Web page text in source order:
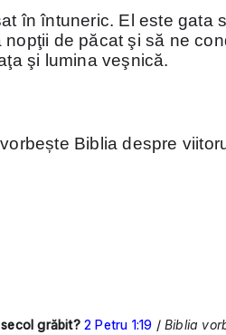
în întuneric. El este gata
de păcat şi să ne
şi lumina veşnică.
Biblia despre
grăbit? 2 Petru 1:19 /Biblia